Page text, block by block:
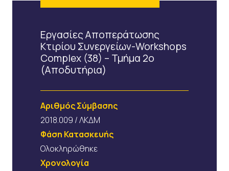
Εργασίες Αποπεράτωσης
Κτιρίου Συνεργείων-Workshops
Complex (38) – Τμήμα 2ο
(αποδυτήρια)
Αριθμός Σύμβασης
2018.009 / ΛΚΔΜ
Φάση Κατασκευής
Ολοκληρώθηκε
Χρονολογία